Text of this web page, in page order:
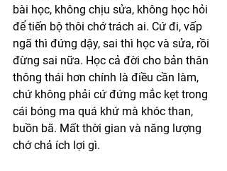
bài học, không chịu sửa, không học hỏi
để tiến bộ thôi chớ trách ai. Cứ đi, vấp
ngã thì đứng dậy, sai thì học và sửa, rồi
đừng sai nữa. Học cả đời cho bản thân
thông thái hơn chính là điều cần làm,
chứ không phải cứ đứng mắc kẹt trong
cái bóng ma quá khứ mà khóc than,
buồn bã. Mất thời gian và năng lượng
chớ chả ích lợi gì.